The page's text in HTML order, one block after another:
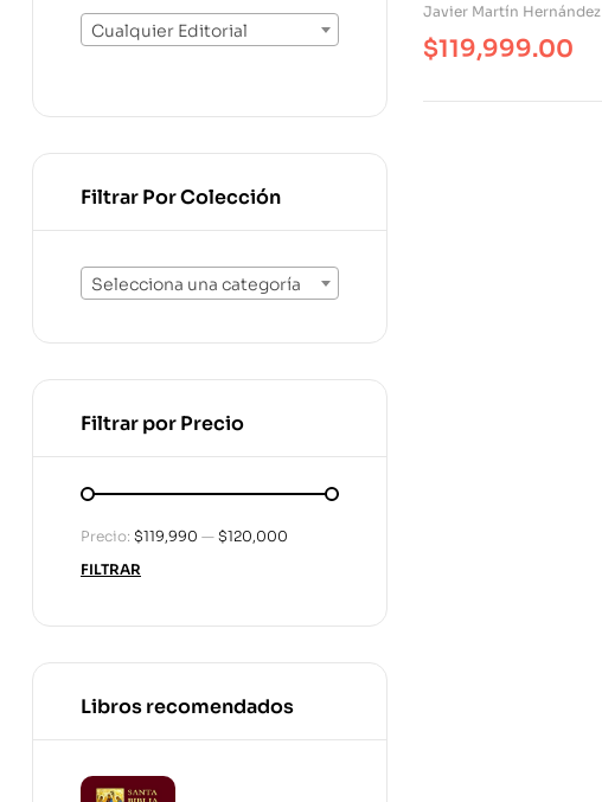
Javier Martín Hernández
$119,999.00
Cualquier Editorial
Filtrar Por Colección
Selecciona una categoría
Filtrar por Precio
FILTRAR
Precio: $119,990 — $120,000
Libros recomendados